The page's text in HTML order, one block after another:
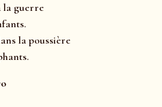
la guerre
la poussière